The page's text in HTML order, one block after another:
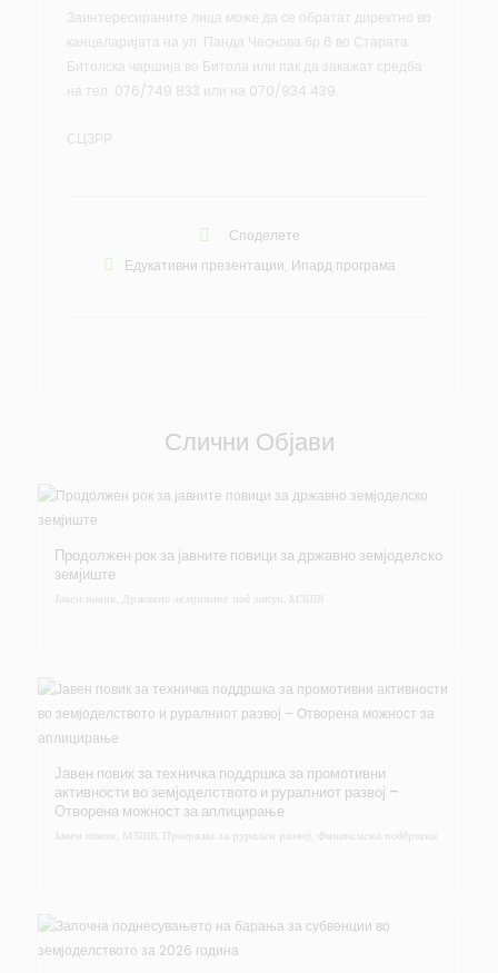
Заинтересираните лица може да се обратат директно во
канцеларијата на ул. Панда Чеснова бр.6 во Старата
Битолска чаршија во Битола или пак да закажат средба
на тел: 076/749 833 или на 070/934 439.
СЦЗРР
Споделете
Едукативни презентации, Ипард програма
Слични Објави
Продолжен рок за јавните повици за државно земјоделско
земјиште
Јавен повик Државно земјиште под закуп МЗШВ
Јавен повик за техничка поддршка за промотивни
активности во земјоделството и руралниот развој –
Отворена можност за аплицирање
Јавен повик МЗШВ Програма за рурален развој Финансиска поддршка